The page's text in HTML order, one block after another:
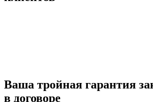
Ваша тройная гарантия
в договоре